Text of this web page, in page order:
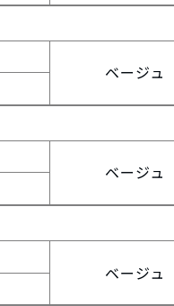
ベージュ
ベージュ
ベージュ